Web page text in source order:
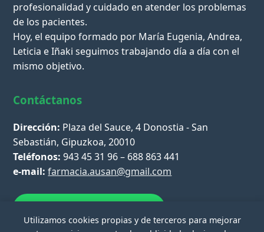
profesionalidad y cuidado en atender los problemas
de los pacientes.
Hoy, el equipo formado por María Eugenia, Andrea,
Leticia e Iñaki seguimos trabajando día a día con el
mismo objetivo.
Contáctanos
Dirección: Plaza del Sauce, 4 Donostia - San
Sebastián, Gipuzkoa, 20010
Teléfonos: 943 45 31 96 – 688 863 441
e-mail: farmacia.ausan@gmail.com
Utilizamos cookies propias y de terceros para mejorar